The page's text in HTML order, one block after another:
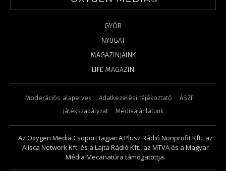
GYŐR
NYUGAT
MAGAZINJAINK
LIFE MAGAZIN
Moderációs alapelvek Adatkezelési tájékoztató
ÁSZF
Játékszabályzat
Médiaajánlatunk
Az Oxygen Media Csoport tagjai: A Plusz Rádió Nonprofit Kft., az
Alisca Network Kft. és a Lajta Rádió Kft., az MTVA és a Magyar
Média Mecanatúra támogatottja.